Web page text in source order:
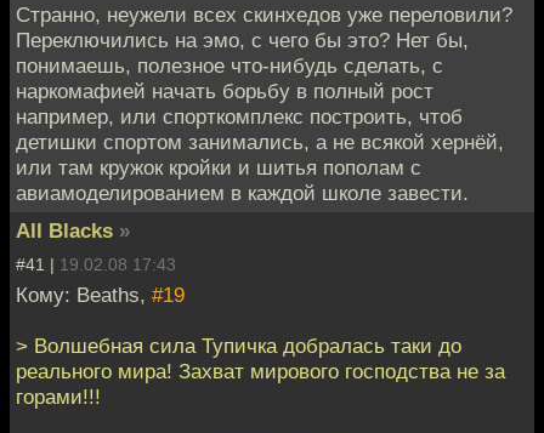
Странно, неужели всех скинхедов уже переловили?
Переключились на эмо, с чего бы это? Нет бы,
понимаешь, полезное что-нибудь сделать, с
наркомафией начать борьбу в полный рост
например, или спорткомплекс построить, чтоб
детишки спортом занимались, а не всякой хернёй,
или там кружок кройки и шитья пополам с
авиамоделированием в каждой школе завести.
All Blacks »
#41 | 19.02.08 17:43
Кому: Beaths, #19
> Волшебная сила Тупичка добралась таки до
реального мира! Захват мирового господства не за
горами!!!